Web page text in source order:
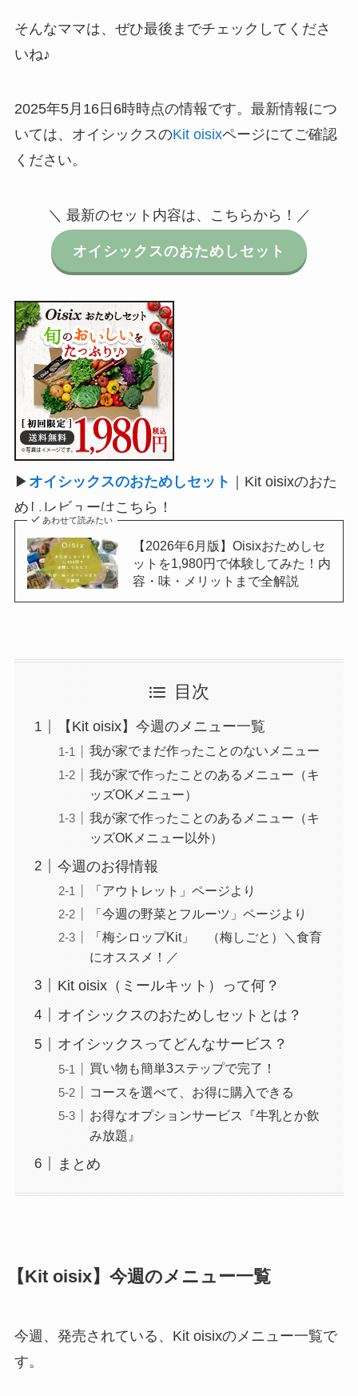
そんなママは、ぜひ最後までチェックしてくださ
いね♪
2025年5月16日6時時点の情報です。最新情報につ
いては、オイシックスのKit oisixページにてご確認
ください。
＼ 最新のセット内容は、こちらから！／
オイシックスのおためしセット
▶ オイシックスのおためしセット ｜Kit oisixのおた
めしレビューはこちら！
あわせて読みたい
【2026年6月版】Oisixおためしセ
ットを1,980円で体験してみた！内
容・味・メリットまで全解説
目次
【Kit oisix】今週のメニュー一覧
我が家でまだ作ったことのないメニュー
我が家で作ったことのあるメニュー（キ
ッズOKメニュー）
我が家で作ったことのあるメニュー（キ
ッズOKメニュー以外）
今週のお得情報
「アウトレット」ページより
「今週の野菜とフルーツ」ページより
「梅シロップKit」 （梅しごと）＼食育
にオススメ！／
Kit oisix（ミールキット）って何？
オイシックスのおためしセットとは？
オイシックスってどんなサービス？
買い物も簡単3ステップで完了！
コースを選べて、お得に購入できる
お得なオプションサービス『牛乳とか飲
み放題』
まとめ
【Kit oisix】今週のメニュー一覧
今週、発売されている、Kit oisixのメニュー一覧で
す。